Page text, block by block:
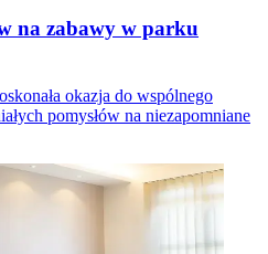
na zabawy w parku
okazja do wspólnego
pomysłów na niezapomniane